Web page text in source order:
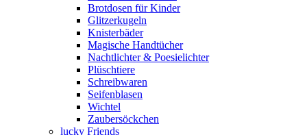
Brotdosen für Kinder
Glitzerkugeln
Knisterbäder
Magische Handtücher
Nachtlichter & Poesielichter
Plüschtiere
Schreibwaren
Seifenblasen
Wichtel
Zaubersöckchen
lucky Friends